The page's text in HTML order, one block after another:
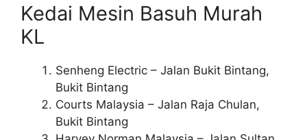
Kedai Mesin Basuh Murah
KL
Senheng Electric – Jalan Bukit Bintang,
Bukit Bintang
Courts Malaysia – Jalan Raja Chulan,
Bukit Bintang